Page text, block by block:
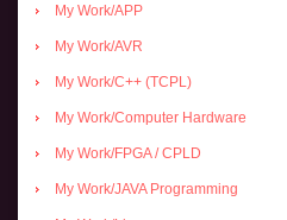
My Work/APP
My Work/AVR
My Work/C++ (TCPL)
My Work/Computer Hardware
My Work/FPGA / CPLD
My Work/JAVA Programming